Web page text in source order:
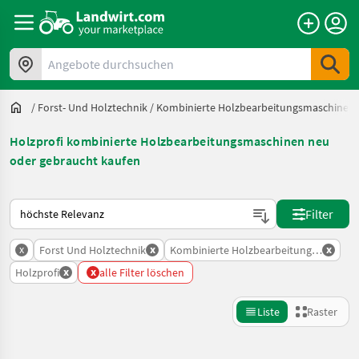
Angebote durchsuchen
/ Forst- Und Holztechnik / Kombinierte Holzbearbeitungsmaschinen
Holzprofi kombinierte Holzbearbeitungsmaschinen neu
oder gebraucht kaufen
So wird auf Landwirt.com sortiert
Filter
x Forst Und Holztechnik x Kombinierte
x
Holzprofi x x alle Filter löschen
Liste Raster